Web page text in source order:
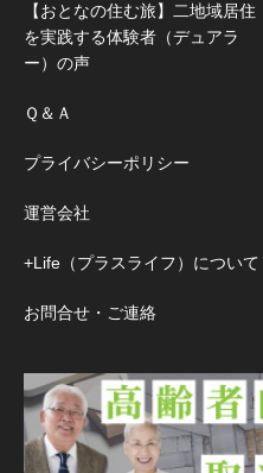
【おとなの住む旅】二地域居住
を実践する体験者（デュアラ
ー）の声
Ｑ＆Ａ
プライバシーポリシー
運営会社
+Life（プラスライフ）について
お問合せ・ご連絡